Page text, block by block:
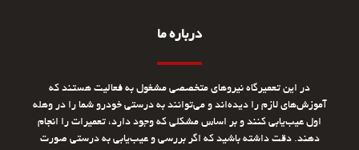
درباره ما
در این تعمیرگاه نیروهای متخصصی مشغول به فعالیت هستند که
آموزش‌های لازم را دیده‌اند و می‌توانند به درستی خودرو شما را در وهله
اول عیب‌یابی کنند و بر اساس مشکلی که وجود دارد، تعمیرات را انجام
دهند. دقت داشته باشید که اگر بررسی و عیب‌یابی به درستی صورت